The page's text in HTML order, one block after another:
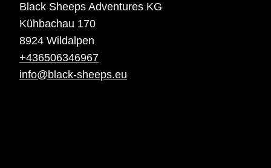
Black Sheeps Adventures KG
Kühbachau 170
8924 Wildalpen
+436506346967
info@black-sheeps.eu